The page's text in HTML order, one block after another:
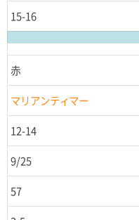
15-16
赤
マリアンティマー
12-14
9/25
57